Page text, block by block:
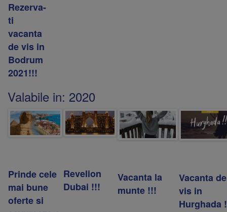
Rezerva-
ti
vacanta
de vis in
Bodrum
2021!!!
Valabile in: 2020
Prinde cele
mai bune
oferte si
Revelion
Dubai !!!
Vacanta la
munte !!!
Vacanta de
vis in
Hurghada